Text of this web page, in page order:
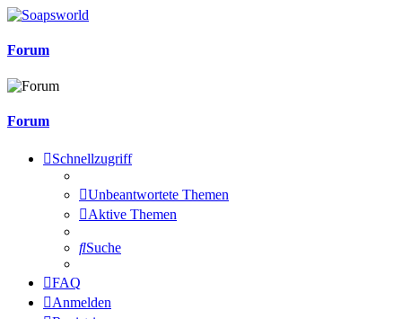
Forum
Forum
Schnellzugriff
Unbeantwortete Themen
Aktive Themen
Suche
FAQ
Anmelden